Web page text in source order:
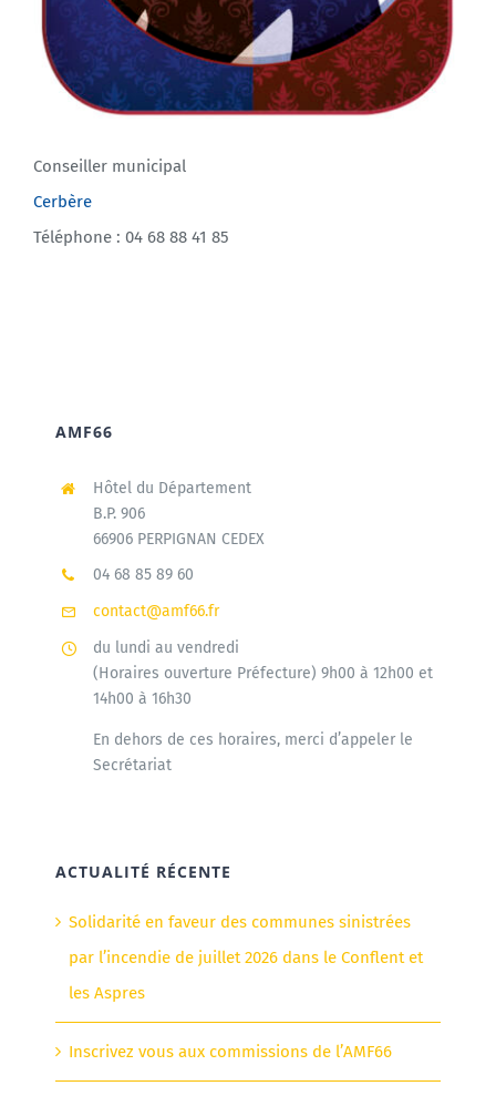
Conseiller municipal
Cerbère
Téléphone : 04 68 88 41 85
AMF66
Hôtel du Département
B.P. 906
66906 PERPIGNAN CEDEX
04 68 85 89 60
contact@amf66.fr
du lundi au vendredi
(Horaires ouverture Préfecture) 9h00 à 12h00 et
14h00 à 16h30
En dehors de ces horaires, merci d’appeler le
Secrétariat
ACTUALITÉ RÉCENTE
Solidarité en faveur des communes sinistrées
par l’incendie de juillet 2026 dans le Conflent et
les Aspres
Inscrivez vous aux commissions de l’AMF66